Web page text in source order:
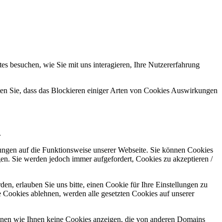
besuchen, wie Sie mit uns interagieren, Ihre Nutzererfahrung
Sie, dass das Blockieren einiger Arten von Cookies Auswirkungen
auf die Funktionsweise unserer Webseite. Sie können Cookies
Sie werden jedoch immer aufgefordert, Cookies zu akzeptieren /
erlauben Sie uns bitte, einen Cookie für Ihre Einstellungen zu
ablehnen, werden alle gesetzten Cookies auf unserer
wie Ihnen keine Cookies anzeigen, die von anderen Domains